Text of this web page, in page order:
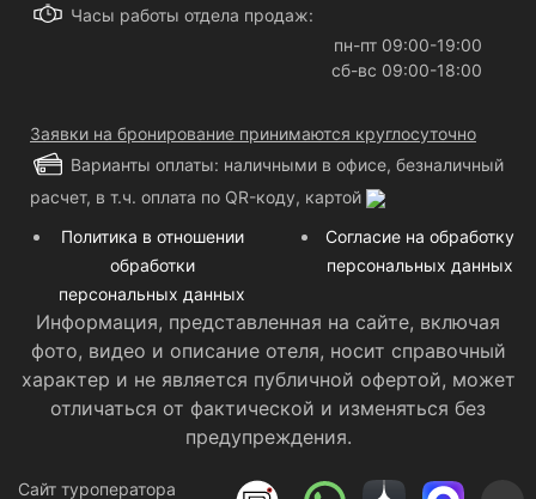
Часы работы отдела продаж:
пн-пт 09:00-19:00
сб-вс 09:00-18:00
Заявки на бронирование принимаются круглосуточно
Варианты оплаты: наличными в офисе, безналичный
расчет, в т.ч. оплата по QR-коду, картой
Политика в отношении
обработки
персональных данных
Согласие на обработку
персональных данных
Информация, представленная на сайте, включая
фото, видео и описание отеля, носит справочный
характер и не является публичной офертой, может
отличаться от фактической и изменяться без
предупреждения.
Сайт туроператора